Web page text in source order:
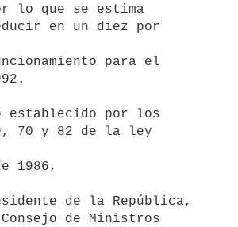
lo que se estima
en un diez por
para el
establecido por los
70 y 82 de la ley
1986,
de Ministros